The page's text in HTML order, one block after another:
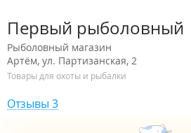
Первый рыболовный
Рыболовный магазин
Артём, ул. Партизанская, 2
Товары для охоты и рыбалки
Отзывы 3